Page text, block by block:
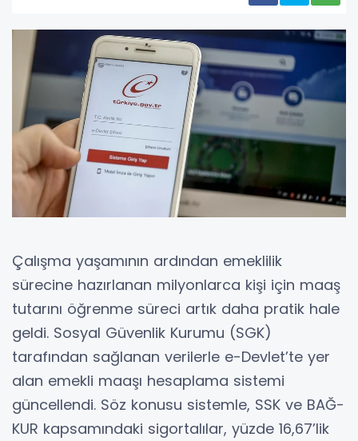
Çalışma yaşamının ardından emeklilik
sürecine hazırlanan milyonlarca kişi için maaş
tutarını öğrenme süreci artık daha pratik hale
geldi. Sosyal Güvenlik Kurumu (SGK)
tarafından sağlanan verilerle e-Devlet’te yer
alan emekli maaşı hesaplama sistemi
güncellendi. Söz konusu sistemle, SSK ve BAĞ-
KUR kapsamındaki sigortalılar, yüzde 16,67’lik